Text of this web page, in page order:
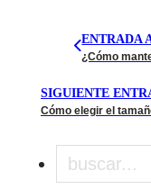
ENTRADA
¿Cómo
SIGUIENTE
Cómo elegir el
Buscar en